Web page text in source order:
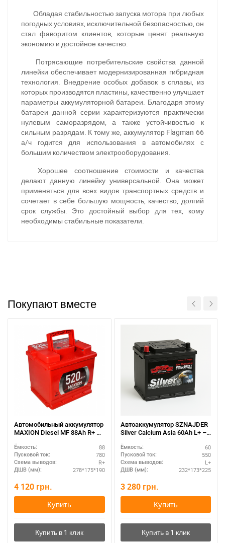
Обладая стабильностью запуска мотора при любых
погодных условиях, исключительной безопасностью, он
стал фаворитом клиентов, которые ценят реальную
экономию и достойное качество.
Потрясающие потребительские свойства данной
линейки обеспечивает модернизированная гибридная
технология. Внедрение особых добавок в сплавы, из
которых производятся пластины, качественно улучшает
параметры аккумуляторной батареи. Благодаря этому
батареи данной серии характеризуются практически
нулевым саморазрядом, а также устойчивостью к
сильным разрядам. К тому же, аккумулятор Flagman 66
а/ч годится для использования в автомобилях с
большим количеством электрооборудования.
Хорошее соотношение стоимости и качества
делают данную линейку универсальной. Она может
применяться для всех видов транспортных средств и
сочетает в себе большую мощность, качество, долгий
срок службы. Это достойный выбор для тех, кому
необходимы стабильные показатели.
Покупают вместе
Автомобильный аккумулятор
MAXION Diesel MF 88Ah R+ –
Ёмкость: 88
Пусковой ток: 780
Схема выводов: R+
ДШВ (мм): 278*175*190
4 120 грн.
Купить
Автоаккумулятор SZNAJDER
Silver Calcium Asia 60Аh L+ –
азиатский типоразмер
Ёмкость: 60
Пусковой ток: 550
Схема выводов: L+
ДШВ (мм): 232*173*225
3 280 грн.
Купить